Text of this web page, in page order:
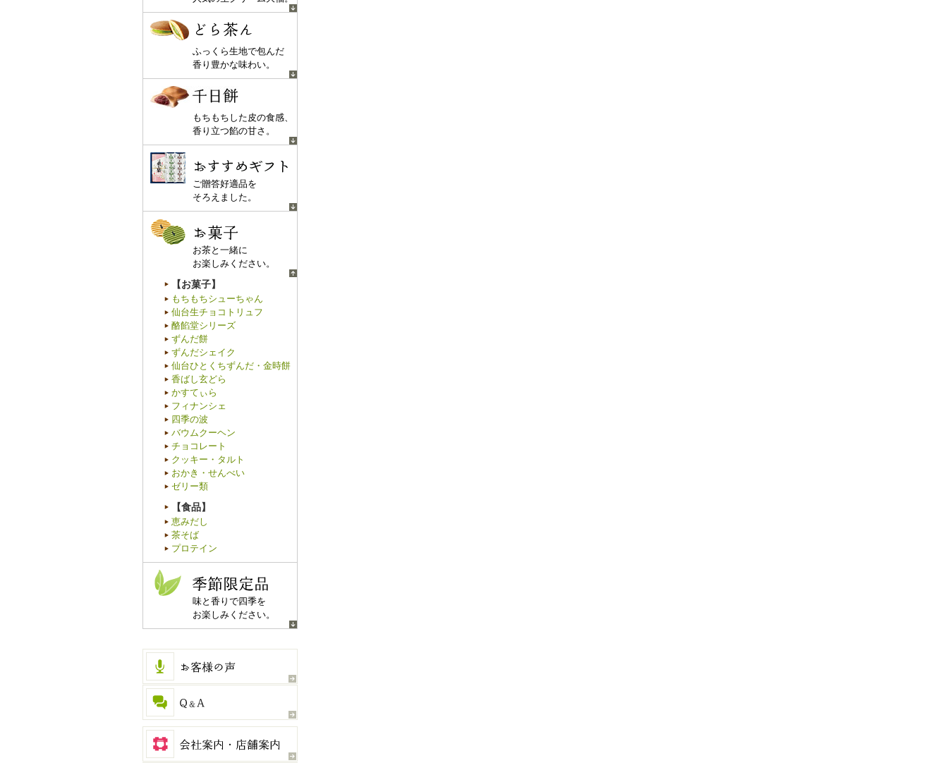
どら茶ん
ふっくら生地で包んだ
香り豊かな味わい。
千日餅
もちもちした皮の食感、
香り立つ餡の甘さ。
おすすめギフト
ご贈答好適品を
そろえました。
お菓子
お茶と一緒に
お楽しみください。
【お菓子】
もちもちシューちゃん
仙台生チョコトリュフ
酪餡堂シリーズ
ずんだ餅
ずんだシェイク
仙台ひとくちずんだ・金時餅
香ばし玄どら
かすてぃら
フィナンシェ
四季の波
バウムクーヘン
チョコレート
クッキー・タルト
おかき・せんべい
ゼリー類
【食品】
恵みだし
茶そば
プロテイン
季節限定品
味と香りで四季を
お楽しみください。